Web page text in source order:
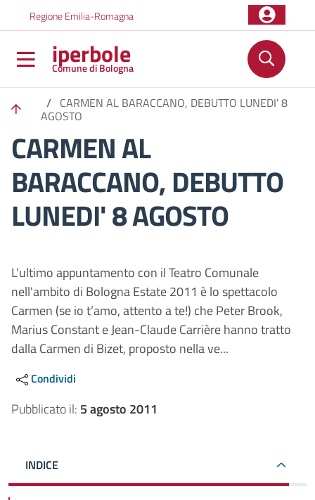
Regione Emilia-Romagna
iperbole
Comune di Bologna
/ CARMEN AL BARACCANO, DEBUTTO LUNEDI' 8
AGOSTO
CARMEN AL
BARACCANO, DEBUTTO
LUNEDI' 8 AGOSTO
L'ultimo appuntamento con il Teatro Comunale
nell'ambito di Bologna Estate 2011 è lo spettacolo
Carmen (se io t’amo, attento a te!) che Peter Brook,
Marius Constant e Jean-Claude Carrière hanno tratto
dalla Carmen di Bizet, proposto nella ve...
Condividi
Pubblicato il: 5 agosto 2011
INDICE